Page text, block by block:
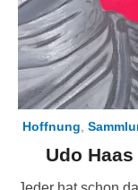
Hoffnung
Udo